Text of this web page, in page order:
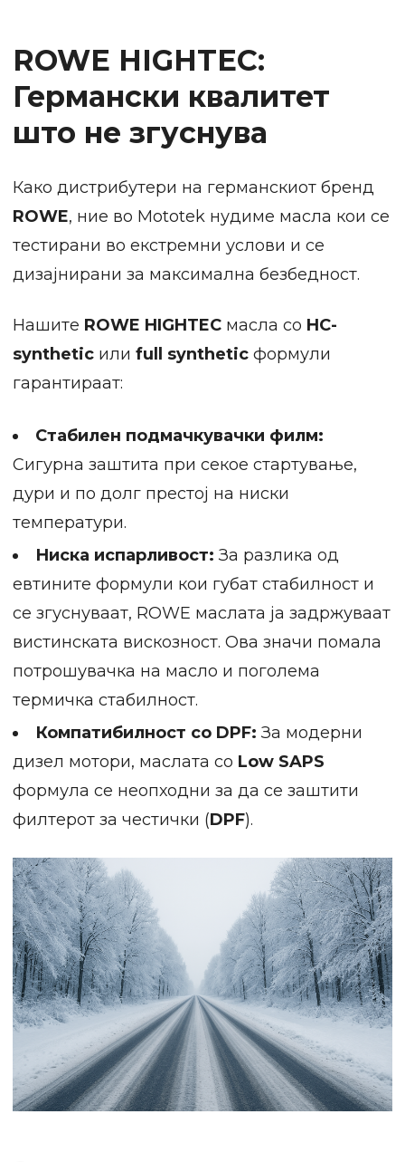
ROWE HIGHTEC:
Германски квалитет
што не згуснува
Како дистрибутери на германскиот бренд
ROWE, ние во Mototek нудиме масла кои се
тестирани во екстремни услови и се
дизајнирани за максимална безбедност.
Нашите ROWE HIGHTEC масла со HC-
synthetic или full synthetic формули
гарантираат:
Стабилен подмачкувачки филм:
Сигурна заштита при секое стартување,
дури и по долг престој на ниски
температури.
Ниска испарливост: За разлика од
евтините формули кои губат стабилност и
се згуснуваат, ROWE маслата ја задржуваат
вистинската вискозност. Ова значи помала
потрошувачка на масло и поголема
термичка стабилност.
Компатибилност со DPF: За модерни
дизел мотори, маслата со Low SAPS
формула се неопходни за да се заштити
филтерот за честички (DPF).